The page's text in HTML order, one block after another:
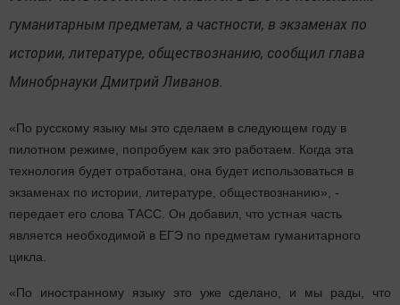
гуманитарным предметам, а частности, в экзаменах по
истории, литературе, обществознанию, сообщил глава
Минобрнауки Дмитрий Ливанов.
«По русскому языку мы это сделаем в следующем году в
пилотном режиме, попробуем как это работаем. Когда эта
технология будет отработана, она будет использоваться в
экзаменах по истории, литературе, обществознанию», -
передает его слова ТАСС. Он добавил, что устная часть
является необходимой в ЕГЭ по предметам гуманитарного
цикла.
«По иностранному языку это уже сделано, и мы рады, что